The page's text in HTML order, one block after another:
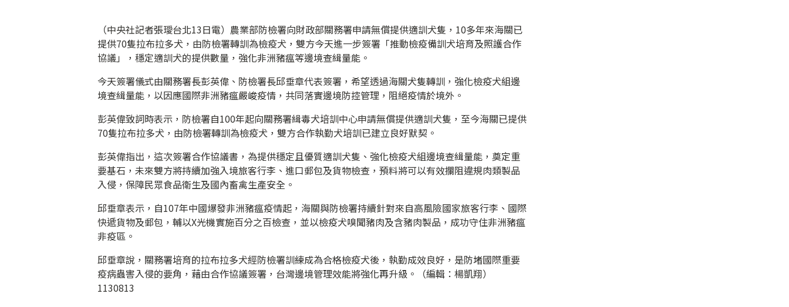
（中央社記者張璦台北13日電）農業部防檢署向財政部關務署申請無償提供適訓犬隻，10多年來海關已
提供70隻拉布拉多犬，由防檢署轉訓為檢疫犬，雙方今天進一步簽署「推動檢疫備訓犬培育及照護合作
協議」，穩定適訓犬的提供數量，強化非洲豬瘟等邊境查緝量能。
今天簽署儀式由關務署長彭英偉、防檢署長邱垂章代表簽署，希望透過海關犬隻轉訓，強化檢疫犬組邊
境查緝量能，以因應國際非洲豬瘟嚴峻疫情，共同落實邊境防控管理，阻絕疫情於境外。
彭英偉致詞時表示，防檢署自100年起向關務署緝毒犬培訓中心申請無償提供適訓犬隻，至今海關已提供
70隻拉布拉多犬，由防檢署轉訓為檢疫犬，雙方合作執勤犬培訓已建立良好默契。
彭英偉指出，這次簽署合作協議書，為提供穩定且優質適訓犬隻、強化檢疫犬組邊境查緝量能，奠定重
要基石，未來雙方將持續加強入境旅客行李、進口郵包及貨物檢查，預料將可以有效攔阻違規肉類製品
入侵，保障民眾食品衛生及國內畜禽生產安全。
邱垂章表示，自107年中國爆發非洲豬瘟疫情起，海關與防檢署持續針對來自高風險國家旅客行李、國際
快遞貨物及郵包，輔以X光機實施百分之百檢查，並以檢疫犬嗅聞豬肉及含豬肉製品，成功守住非洲豬瘟
非疫區。
邱垂章說，關務署培育的拉布拉多犬經防檢署訓練成為合格檢疫犬後，執勤成效良好，是防堵國際重要
疫病蟲害入侵的要角，藉由合作協議簽署，台灣邊境管理效能將強化再升級。（編輯：楊凱翔）
1130813